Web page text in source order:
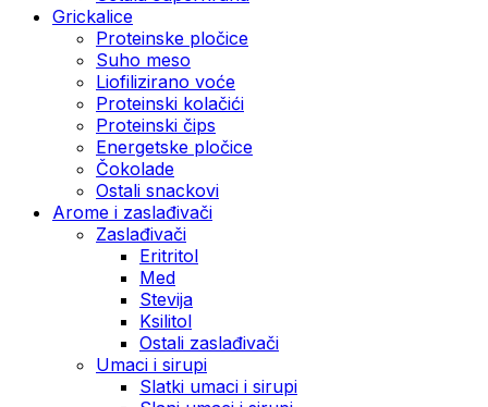
Grickalice
Proteinske pločice
Suho meso
Liofilizirano voće
Proteinski kolačići
Proteinski čips
Energetske pločice
Čokolade
Ostali snackovi
Arome i zaslađivači
Zaslađivači
Eritritol
Med
Stevija
Ksilitol
Ostali zaslađivači
Umaci i sirupi
Slatki umaci i sirupi